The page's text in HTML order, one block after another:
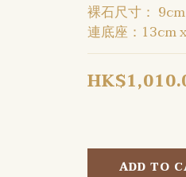
裸石尺寸：
連底座：13cm
ADD TO